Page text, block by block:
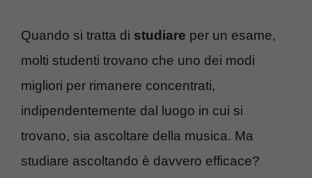
Quando si tratta di studiare per un esame,
molti studenti trovano che uno dei modi
migliori per rimanere concentrati,
indipendentemente dal luogo in cui si
trovano, sia ascoltare della musica. Ma
studiare ascoltando è davvero efficace?